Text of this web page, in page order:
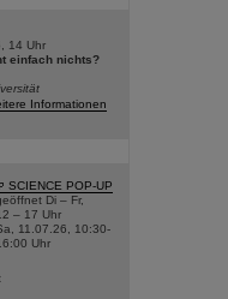
14 Uhr
einfach nichts?
Informationen
SCIENCE POP-UP
Di – Fr,
– 17 Uhr
11.07.26, 10:30-
Uhr